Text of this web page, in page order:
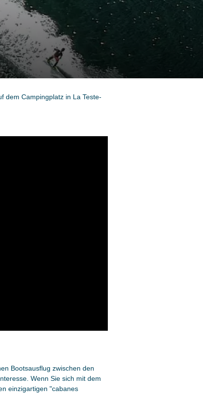
dem Campingplatz in La Teste-
Bootsausflug zwischen den
Wenn Sie sich mit dem
einzigartigen "cabanes